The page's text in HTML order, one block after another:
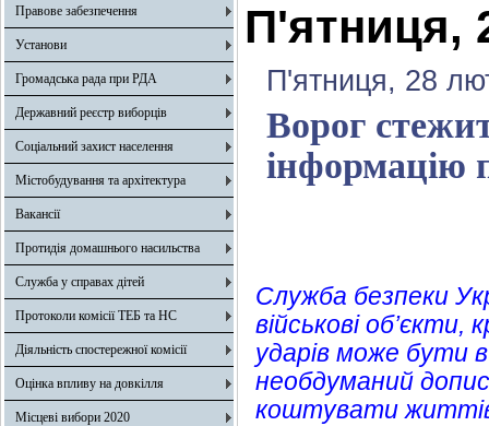
Правове забезпечення
Установи
Громадська рада при РДА
Державний реєстр виборців
Соціальний захист населення
Містобудування та архітектура
Вакансії
Протидія домашнього насильства
Служба у справах дітей
Протоколи комісії ТЕБ та НС
Діяльність спостережної комісії
Оцінка впливу на довкілля
Місцеві вибори 2020
П'ятниця,
П'ятниця, 28
Ворог
інформацію
Служба безпеки
військові
ударів може бути
необдуманий
коштувати